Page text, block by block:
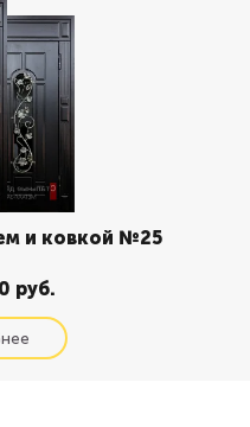
и ковкой №25
руб.